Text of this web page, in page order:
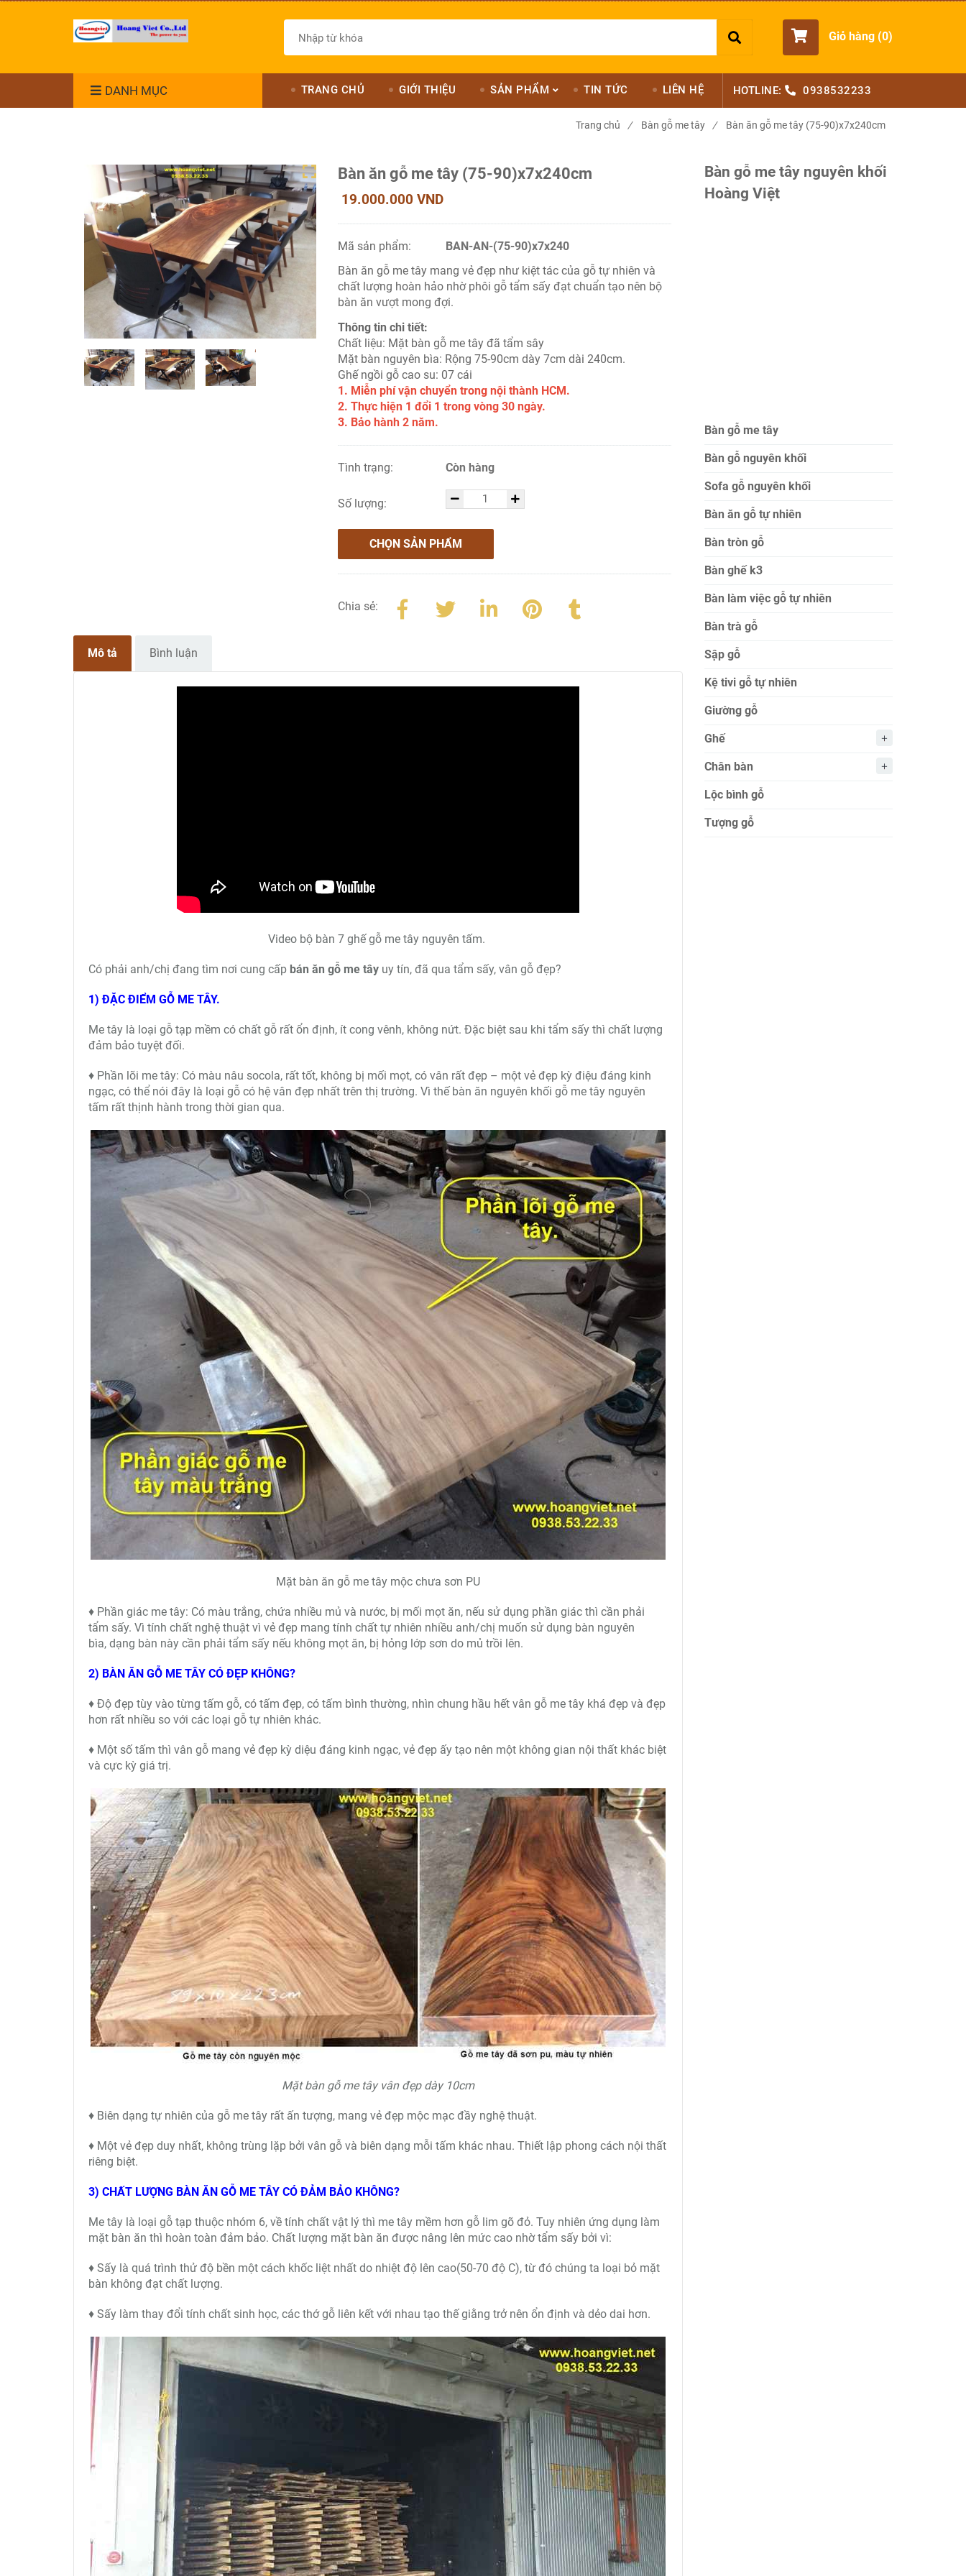
Giỏ hàng (0)
DANH MỤC TRANG CHỦ GIỚI THIỆU SẢN PHẨM TIN TỨC LIÊN HỆ HOTLINE: 0938532233
Trang chủ / Bàn gỗ me tây / Bàn ăn gỗ me tây (75-90)x7x240cm
Bàn ăn gỗ me tây (75-90)x7x240cm
19.000.000 VND
Mã sản phẩm:
BAN-AN-(75-90)x7x240
Bàn ăn gỗ me tây mang vẻ đẹp như kiệt tác của gỗ tự nhiên và
chất lượng hoàn hảo nhờ phôi gỗ tẩm sấy đạt chuẩn tạo nên bộ
bàn ăn vượt mong đợi.
Thông tin chi tiết:
Chất liệu: Mặt bàn gỗ me tây đã tẩm sây
Mặt bàn nguyên bìa: Rộng 75-90cm dày 7cm dài 240cm.
Ghế ngồi gỗ cao su: 07 cái
1. Miễn phí vận chuyển trong nội thành HCM.
2. Thực hiện 1 đổi 1 trong vòng 30 ngày.
3. Bảo hành 2 năm.
Tình trạng: Còn hàng
Số lượng:
CHỌN SẢN PHẨM
Chia sẻ:
Mô tả Bình luận
Video bộ bàn 7 ghế gỗ me tây nguyên tấm.
Có phải anh/chị đang tìm nơi cung cấp bán ăn gỗ me tây uy tín, đã qua tẩm sấy, vân gỗ đẹp?
1) ĐẶC ĐIỂM GỖ ME TÂY.
Me tây là loại gỗ tạp mềm có chất gỗ rất ổn định, ít cong vênh, không nứt. Đặc biệt sau khi tẩm sấy thì chất lượng
đảm bảo tuyệt đối.
♦ Phần lõi me tây: Có màu nâu socola, rất tốt, không bị mối mọt, có vân rất đẹp – một vẻ đẹp kỳ điệu đáng kinh
ngạc, có thể nói đây là loại gỗ có hệ vân đẹp nhất trên thị trường. Vì thế bàn ăn nguyên khối gỗ me tây nguyên
tấm rất thịnh hành trong thời gian qua.
Mặt bàn ăn gỗ me tây mộc chưa sơn PU
♦ Phần giác me tây: Có màu trắng, chứa nhiều mủ và nước, bị mối mọt ăn, nếu sử dụng phần giác thì cần phải
tẩm sấy. Vì tính chất nghệ thuật vì vẻ đẹp mang tính chất tự nhiên nhiều anh/chị muốn sử dụng bàn nguyên
bìa, dạng bàn này cần phải tẩm sấy nếu không mọt ăn, bị hỏng lớp sơn do mủ trồi lên.
2) BÀN ĂN GỖ ME TÂY CÓ ĐẸP KHÔNG?
♦ Độ đẹp tùy vào từng tấm gỗ, có tấm đẹp, có tấm bình thường, nhìn chung hầu hết vân gỗ me tây khá đẹp và đẹp
hơn rất nhiều so với các loại gỗ tự nhiên khác.
♦ Một số tấm thì vân gỗ mang vẻ đẹp kỳ diệu đáng kinh ngạc, vẻ đẹp ấy tạo nên một không gian nội thất khác biệt
và cực kỳ giá trị.
Mặt bàn gỗ me tây vân đẹp dày 10cm
♦ Biên dạng tự nhiên của gỗ me tây rất ấn tượng, mang vẻ đẹp mộc mạc đầy nghệ thuật.
♦ Một vẻ đẹp duy nhất, không trùng lặp bởi vân gỗ và biên dạng mỗi tấm khác nhau. Thiết lập phong cách nội thất
riêng biệt.
3) CHẤT LƯỢNG BÀN ĂN GỖ ME TÂY CÓ ĐẢM BẢO KHÔNG?
Me tây là loại gỗ tạp thuộc nhóm 6, về tính chất vật lý thì me tây mềm hơn gỗ lim gõ đỏ. Tuy nhiên ứng dụng làm
mặt bàn ăn thì hoàn toàn đảm bảo. Chất lượng mặt bàn ăn được nâng lên mức cao nhờ tẩm sấy bởi vì:
♦ Sấy là quá trình thử độ bền một cách khốc liệt nhất do nhiệt độ lên cao(50-70 độ C), từ đó chúng ta loại bỏ mặt
bàn không đạt chất lượng.
♦ Sấy làm thay đổi tính chất sinh học, các thớ gỗ liên kết với nhau tạo thế giằng trở nên ổn định và dẻo dai hơn.
Bàn gỗ me tây nguyên khối
Hoàng Việt
Bàn gỗ me tây
Bàn gỗ nguyên khối
Sofa gỗ nguyên khối
Bàn ăn gỗ tự nhiên
Bàn tròn gỗ
Bàn ghế k3
Bàn làm việc gỗ tự nhiên
Bàn trà gỗ
Sập gỗ
Kệ tivi gỗ tự nhiên
Giường gỗ
Ghế
Chân bàn
Lộc bình gỗ
Tượng gỗ